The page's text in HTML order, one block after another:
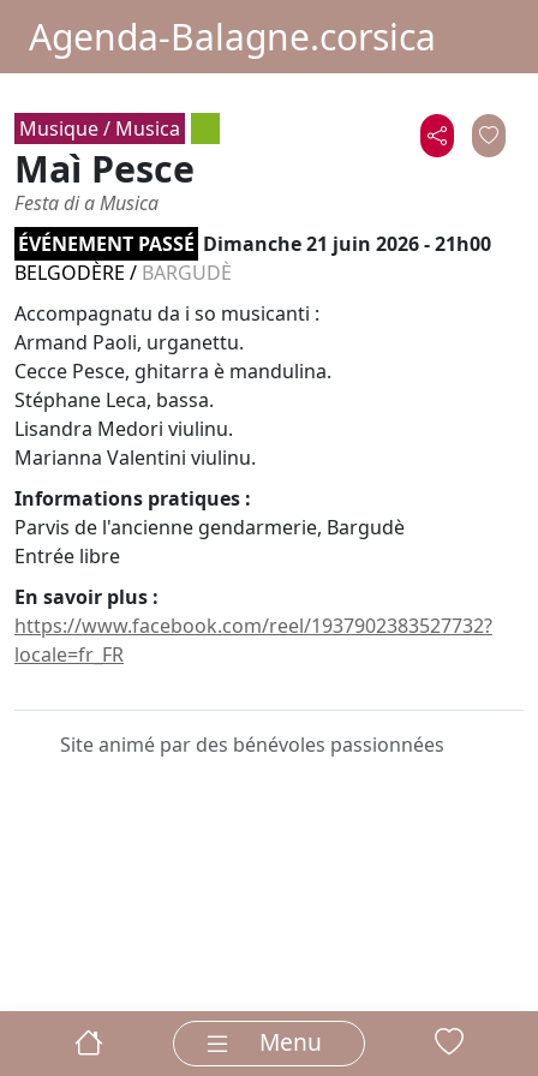
Agenda-Balagne.corsica
Musique / Musica
Maì Pesce
Festa di a Musica
ÉVÉNEMENT PASSÉ Dimanche 21 juin 2026 - 21h00
BELGODÈRE / BARGUDÈ
Accompagnatu da i so musicanti :
Armand Paoli, urganettu.
Cecce Pesce, ghitarra è mandulina.
Stéphane Leca, bassa.
Lisandra Medori viulinu.
Marianna Valentini viulinu.
Informations pratiques :
Parvis de l'ancienne gendarmerie, Bargudè
Entrée libre
En savoir plus :
https://www.facebook.com/reel/1937902383527732?
locale=fr_FR
Site animé par des bénévoles passionnées
Menu